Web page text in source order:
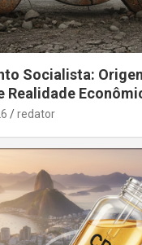
Socialista:
Realidade
redator